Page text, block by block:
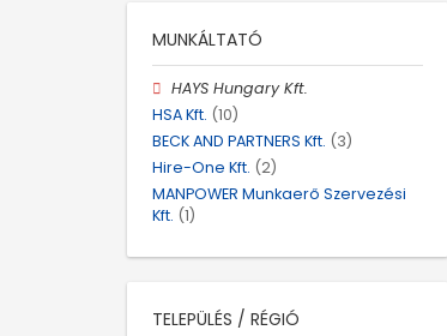
MUNKÁLTATÓ
HAYS Hungary Kft.
HSA Kft. (10)
BECK AND PARTNERS Kft. (3)
Hire-One Kft. (2)
MANPOWER Munkaerő Szervezési
Kft. (1)
TELEPÜLÉS / RÉGIÓ